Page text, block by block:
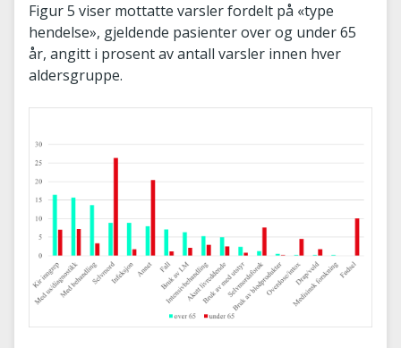
Figur 5 viser mottatte varsler fordelt på «type
hendelse», gjeldende pasienter over og under 65
år, angitt i prosent av antall varsler innen hver
aldersgruppe.